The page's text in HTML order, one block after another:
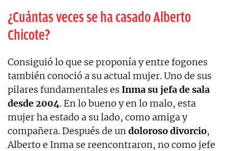
¿Cuántas veces se ha casado Alberto
Chicote?
Consiguió lo que se proponía y entre fogones
también conoció a su actual mujer. Uno de sus
pilares fundamentales es Inma su jefa de sala
desde 2004. En lo bueno y en lo malo, esta
mujer ha estado a su lado, como amiga y
compañera. Después de undoloroso divorcio,
Alberto e Inma se reencontraron, no como jefe